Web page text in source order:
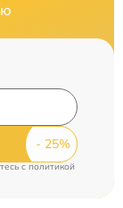
cполитикой